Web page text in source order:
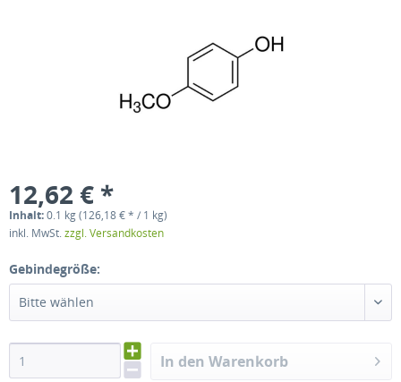
12,62 € *
Inhalt:0.1 kg (126,18 € * / 1 kg)
inkl. MwSt.zzgl. Versandkosten
Gebindegröße:
Bitte wählen
In den Warenkorb